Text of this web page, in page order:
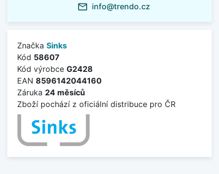
mail_outline info@trendo.cz
Značka Sinks
Kód 58607
Kód výrobce G2428
EAN 8596142044160
Záruka 24 měsíců
Zboží pochází z oficiální distribuce pro ČR